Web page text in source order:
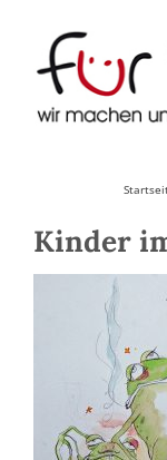
content
Kinder